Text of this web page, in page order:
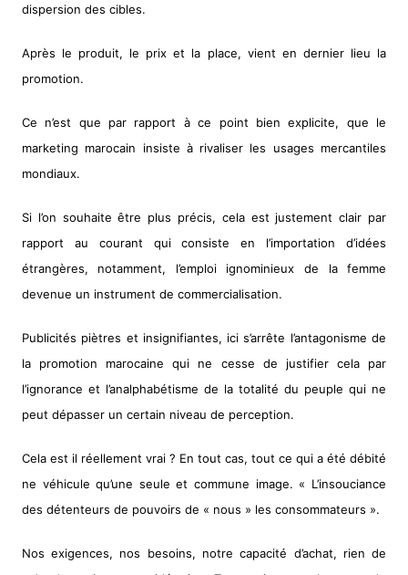
dispersion des cibles.
Après le produit, le prix et la place, vient en dernier lieu la
promotion.
Ce n’est que par rapport à ce point bien explicite, que le
marketing marocain insiste à rivaliser les usages mercantiles
mondiaux.
Si l’on souhaite être plus précis, cela est justement clair par
rapport au courant qui consiste en l’importation d’idées
étrangères, notamment, l’emploi ignominieux de la femme
devenue un instrument de commercialisation.
Publicités piètres et insignifiantes, ici s’arrête l’antagonisme de
la promotion marocaine qui ne cesse de justifier cela par
l’ignorance et l’analphabétisme de la totalité du peuple qui ne
peut dépasser un certain niveau de perception.
Cela est il réellement vrai ? En tout cas, tout ce qui a été débité
ne véhicule qu’une seule et commune image. « L’insouciance
des détenteurs de pouvoirs de « nous » les consommateurs ».
Nos exigences, nos besoins, notre capacité d’achat, rien de